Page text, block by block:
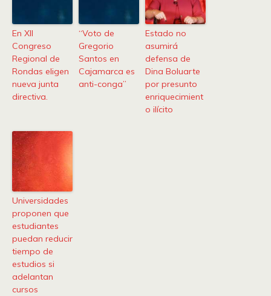
En XII
Congreso
Regional de
Rondas eligen
nueva junta
directiva.
“Voto de
Gregorio
Santos en
Cajamarca es
anti-conga”
Estado no
asumirá
defensa de
Dina Boluarte
por presunto
enriquecimient
o ilícito
Universidades
proponen que
estudiantes
puedan reducir
tiempo de
estudios si
adelantan
cursos